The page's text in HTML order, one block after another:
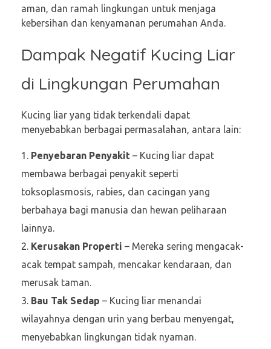
aman, dan ramah lingkungan untuk menjaga
kebersihan dan kenyamanan perumahan Anda.
Dampak Negatif Kucing Liar
di Lingkungan Perumahan
Kucing liar yang tidak terkendali dapat
menyebabkan berbagai permasalahan, antara lain:
Penyebaran Penyakit – Kucing liar dapat
membawa berbagai penyakit seperti
toksoplasmosis, rabies, dan cacingan yang
berbahaya bagi manusia dan hewan peliharaan
lainnya.
Kerusakan Properti – Mereka sering mengacak-
acak tempat sampah, mencakar kendaraan, dan
merusak taman.
Bau Tak Sedap – Kucing liar menandai
wilayahnya dengan urin yang berbau menyengat,
menyebabkan lingkungan tidak nyaman.